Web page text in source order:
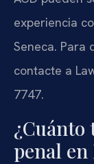
experiencia
Seneca. Para
contacte a
7747.
¿Cuánto
penal en